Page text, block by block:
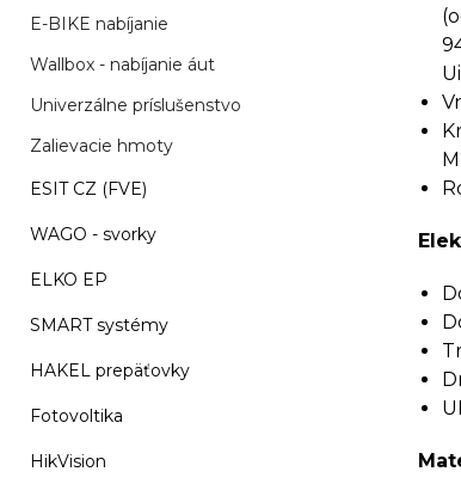
E-BIKE nabíjanie
Wallbox - nabíjanie áut
Univerzálne príslušenstvo
Zalievacie hmoty
ESIT CZ (FVE)
WAGO - svorky
ELKO EP
SMART systémy
HAKEL prepäťovky
Fotovoltika
HikVision